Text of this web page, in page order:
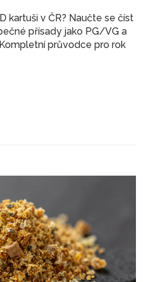
kartuši v ČR? Naučte se číst
přísady jako PG/VG a
průvodce pro rok